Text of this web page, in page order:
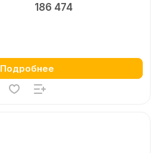
186 474
Подробнее